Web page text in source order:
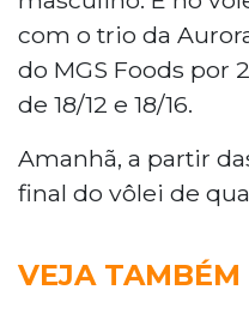
com o trio da
do MGS Foods por
de 18/12 e 18/16.
Amanhã, a partir
final do vôlei de
VEJA TAMBÉM